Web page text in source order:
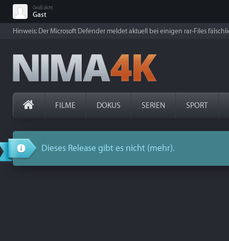
Grüß dich!
Gast
Hinweis: Der Microsoft Defender meldet aktuell bei einigen rar-Files
FILME DOKUS SERIEN SPORT
Dieses Release gibt es nicht (mehr).